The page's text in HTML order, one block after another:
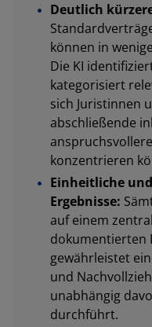
Deutlich
können in
Die KI
kategorisiert
sich Juristinnen
abschließende
konzentrieren
Einheitliche
Ergebnisse:
auf einem
dokumentierten
gewährleistet
und
unabhängig
durchführt.